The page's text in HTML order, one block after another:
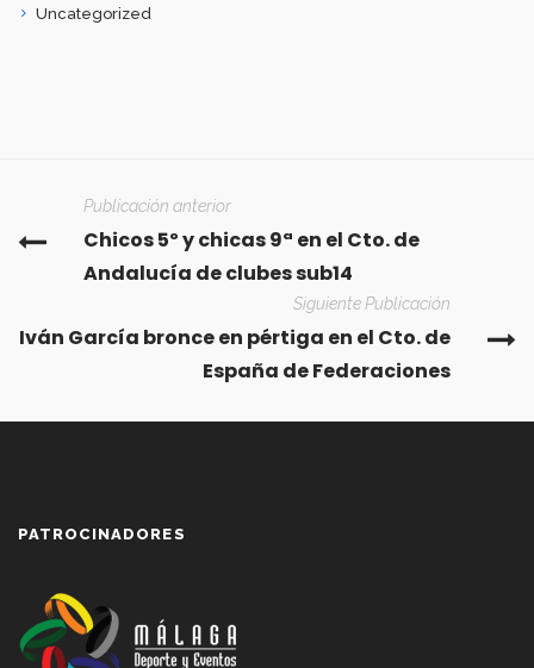
Uncategorized
Publicación anterior
Chicos 5º y chicas 9ª en el Cto. de
Andalucía de clubes sub14
Siguiente Publicación
Iván García bronce en pértiga en el Cto. de
España de Federaciones
PATROCINADORES